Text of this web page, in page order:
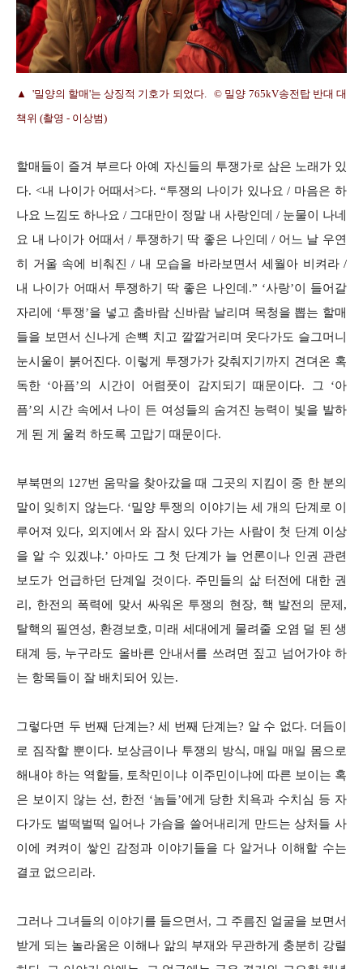
▲ '밀양의 할매'는 상징적 기호가 되었다. © 밀양 765kV송전탑 반대 대
책위 (촬영 - 이상범)
할매들이 즐겨 부르다 아예 자신들의 투쟁가로 삼은 노래가 있
다. <내 나이가 어때서>다. “투쟁의 나이가 있나요 / 마음은 하
나요 느낌도 하나요 / 그대만이 정말 내 사랑인데 / 눈물이 나네
요 내 나이가 어때서 / 투쟁하기 딱 좋은 나인데 / 어느 날 우연
히 거울 속에 비춰진 / 내 모습을 바라보면서 세월아 비켜라 /
내 나이가 어때서 투쟁하기 딱 좋은 나인데.” ‘사랑’이 들어갈
자리에 ‘투쟁’을 넣고 춤바람 신바람 날리며 목청을 뽑는 할매
들을 보면서 신나게 손뼉 치고 깔깔거리며 웃다가도 슬그머니
눈시울이 붉어진다. 이렇게 투쟁가가 갖춰지기까지 견뎌온 혹
독한 ‘아픔’의 시간이 어렴풋이 감지되기 때문이다. 그 ‘아
픔’의 시간 속에서 나이 든 여성들의 숨겨진 능력이 빛을 발하
게 된 게 울컥 하도록 고맙기 때문이다.
부북면의 127번 움막을 찾아갔을 때 그곳의 지킴이 중 한 분의
말이 잊히지 않는다. ‘밀양 투쟁의 이야기는 세 개의 단계로 이
루어져 있다, 외지에서 와 잠시 있다 가는 사람이 첫 단계 이상
을 알 수 있겠냐.’ 아마도 그 첫 단계가 늘 언론이나 인권 관련
보도가 언급하던 단계일 것이다. 주민들의 삶 터전에 대한 권
리, 한전의 폭력에 맞서 싸워온 투쟁의 현장, 핵 발전의 문제,
탈핵의 필연성, 환경보호, 미래 세대에게 물려줄 오염 덜 된 생
태계 등, 누구라도 올바른 안내서를 쓰려면 짚고 넘어가야 하
는 항목들이 잘 배치되어 있는.
그렇다면 두 번째 단계는? 세 번째 단계는? 알 수 없다. 더듬이
로 짐작할 뿐이다. 보상금이나 투쟁의 방식, 매일 매일 몸으로
해내야 하는 역할들, 토착민이냐 이주민이냐에 따른 보이는 혹
은 보이지 않는 선, 한전 ‘놈들’에게 당한 치욕과 수치심 등 자
다가도 벌떡벌떡 일어나 가슴을 쓸어내리게 만드는 상처들 사
이에 켜켜이 쌓인 감정과 이야기들을 다 알거나 이해할 수는
결코 없으리라.
그러나 그녀들의 이야기를 들으면서, 그 주름진 얼굴을 보면서
받게 되는 놀라움은 이해나 앎의 부재와 무관하게 충분히 강렬